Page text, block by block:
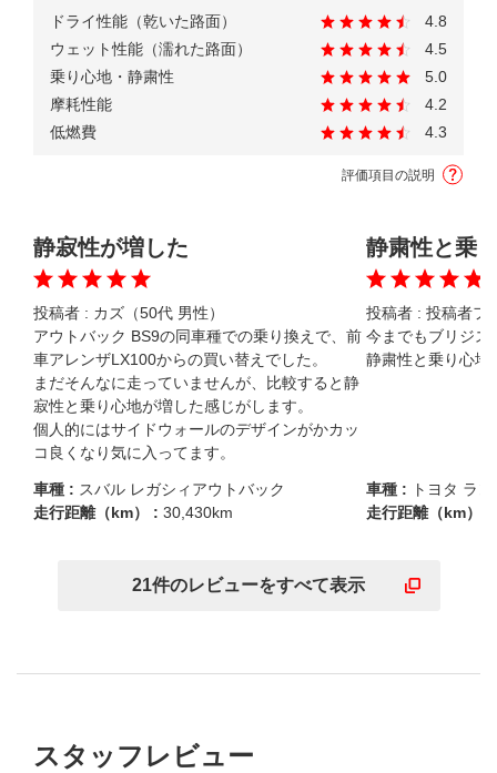
ドライ性能（乾いた路面）
4.8
ウェット性能（濡れた路面）
4.5
乗り心地・静粛性
5.0
摩耗性能
4.2
低燃費
4.3
評価項目の説明
静寂性が増した
投稿者 : カズ（50代 男性）
アウトバック BS9の同車種での乗り換えで、前
車アレンザLX100からの買い替えでした。
まだそんなに走っていませんが、比較すると静
寂性と乗り心地が増した感じがします。
個人的にはサイドウォールのデザインがかカッ
コ良くなり気に入ってます。
車種 : スバル レガシィアウトバック
走行距離（km） : 30,430km
静粛性と乗
投稿者 : 投稿者フ
今までもブリジス
静粛性と乗り心地
車種 :
トヨタ ラ
走行距離（km） :
21件のレビューをすべて表示
スタッフレビュー